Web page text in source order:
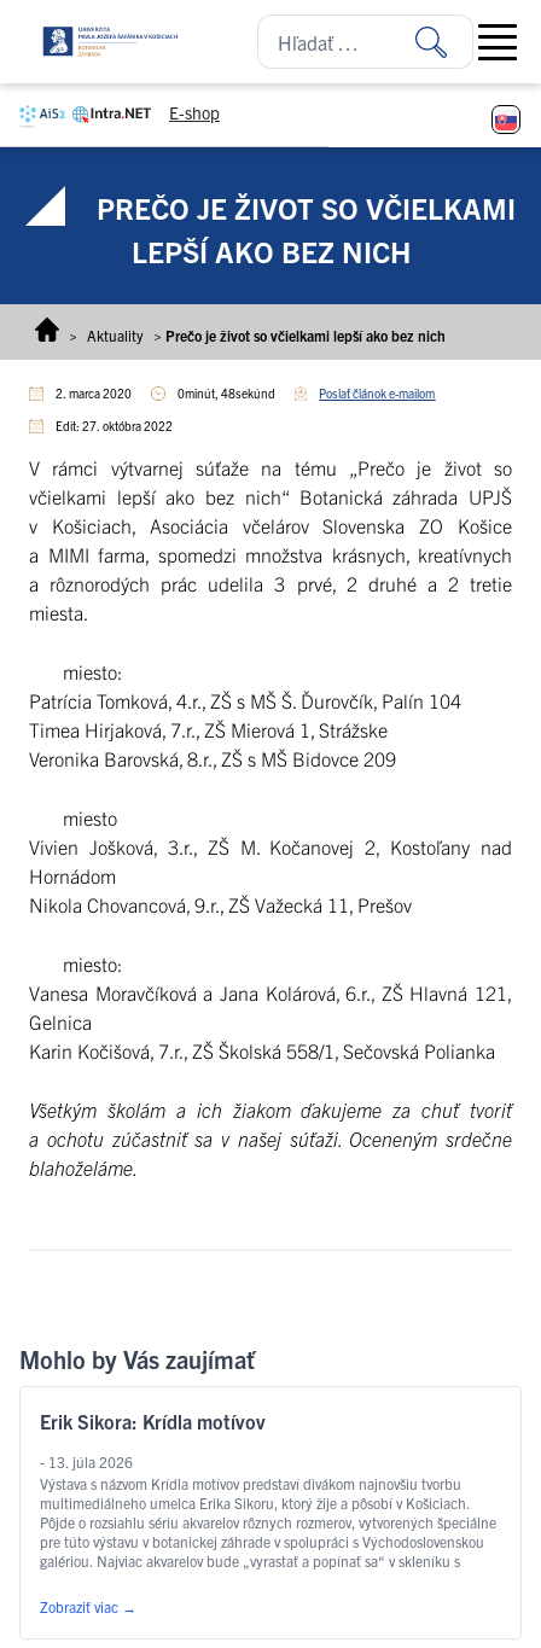
E-shop
Open
PREČO JE ŽIVOT SO VČIELKAMI
LEPŠÍ AKO BEZ NICH
> Aktuality > Prečo je život so včielkami lepší ako bez nich
2. marca 2020 0minút, 48sekúnd Poslať článok e-mailom
Edit: 27. októbra 2022
V rámci výtvarnej súťaže na tému „Prečo je život so
včielkami lepší ako bez nich“ Botanická záhrada UPJŠ
v Košiciach, Asociácia včelárov Slovenska ZO Košice
a MIMI farma, spomedzi množstva krásnych, kreatívnych
a rôznorodých prác udelila 3 prvé, 2 druhé a 2 tretie
miesta.
miesto:
Patrícia Tomková, 4.r., ZŠ s MŠ Š. Ďurovčík, Palín 104
Timea Hirjaková, 7.r., ZŠ Mierová 1, Strážske
Veronika Barovská, 8.r., ZŠ s MŠ Bidovce 209
miesto
Vivien Jošková, 3.r., ZŠ M. Kočanovej 2, Kostoľany nad
Hornádom
Nikola Chovancová, 9.r., ZŠ Važecká 11, Prešov
miesto:
Vanesa Moravčíková a Jana Kolárová, 6.r., ZŠ Hlavná 121,
Gelnica
Karin Kočišová, 7.r., ZŠ Školská 558/1, Sečovská Polianka
Všetkým školám a ich žiakom ďakujeme za chuť tvoriť
a ochotu zúčastniť sa v našej súťaži. Oceneným srdečne
blahoželáme.
Mohlo by Vás zaujímať
Erik Sikora: Krídla motívov
- 13. júla 2026
Výstava s názvom Krídla motívov predstaví divákom najnovšiu tvorbu
multimediálneho umelca Erika Sikoru, ktorý žije a pôsobí v Košiciach.
Pôjde o rozsiahlu sériu akvarelov rôznych rozmerov, vytvorených špeciálne
pre túto výstavu v botanickej záhrade v spolupráci s Východoslovenskou
galériou. Najviac akvarelov bude „vyrastať a popínať sa“ v skleníku s
Zobraziť viac
→